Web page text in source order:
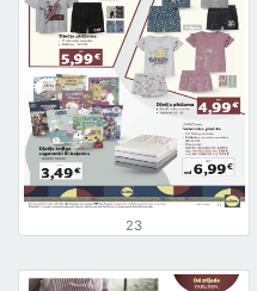
23